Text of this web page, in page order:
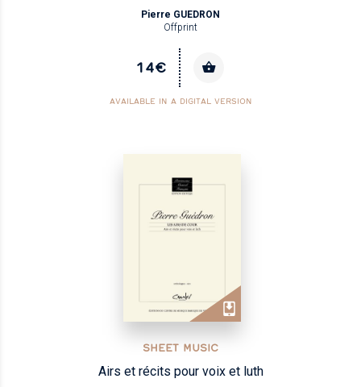
Pierre GUEDRON
Offprint
14€
AVAILABLE IN A DIGITAL VERSION
SHEET MUSIC
Airs et récits pour voix et luth